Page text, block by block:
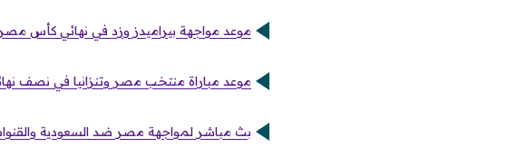
موعد مواجهة بيراميدز وزد في نهائي كأس مصر
موعد مباراة منتخب مصر وتنزانيا في نصف
بث مباشر لمواجهة مصر ضد السعودية والقنوات